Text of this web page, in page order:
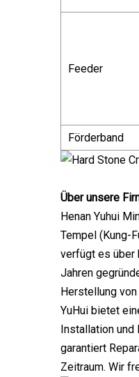
Feeder
Förderband
Über unsere
Henan Yuhui
Tempel (Kung-
verfügt es über
Jahren
Herstellung
YuHui bietet
Installation und
garantiert
Zeitraum. Wir